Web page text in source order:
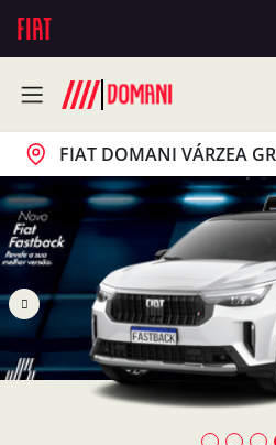
FIAT DOMANI VÁRZEA